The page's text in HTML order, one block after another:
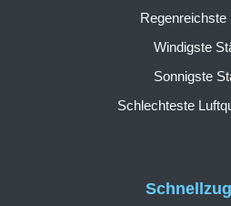
Regenreichste
Windigste
Sonnigste
Schlechteste